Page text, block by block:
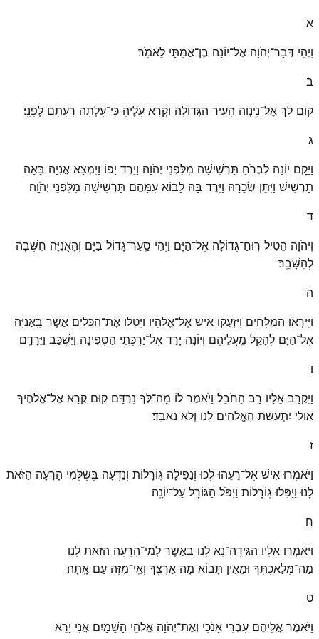
א
וַֽיְהִי דְּבַר־יְהֹוָה אֶל־יוֹנָה בֶן־אֲמִתַּי לֵאמֹֽר׃
ב
קוּם לֵךְ אֶל־נִֽינְוֵה הָעִיר הַגְּדוֹלָה וּקְרָא עָלֶיהָ כִּֽי־עָלְתָה רָעָתָם לְפָנָֽי׃
ג
וַיָּקׇם יוֹנָה לִבְרֹחַ תַּרְשִׁישָׁה מִלִּפְנֵי יְהֹוָה וַיֵּרֶד יָפוֹ וַיִּמְצָא אֳנִיָּה בָּאָה
תַרְשִׁישׁ וַיִּתֵּן שְׂכָרָהּ וַיֵּרֶד בָּהּ לָבוֹא עִמָּהֶם תַּרְשִׁישָׁה מִלִּפְנֵי יְהֹוָֽה׃
ד
וַֽיהֹוָה הֵטִיל רֽוּחַ־גְּדוֹלָה אֶל־הַיָּם וַיְהִי סַֽעַר־גָּדוֹל בַּיָּם וְהָאֳנִיָּה חִשְּׁבָה
לְהִשָּׁבֵֽר׃
ה
וַיִּֽירְאוּ הַמַּלָּחִים וַֽיִּזְעֲקוּ אִישׁ אֶל־אֱלֹהָיו וַיָּטִלוּ אֶת־הַכֵּלִים אֲשֶׁר בָּֽאֳנִיָּה
אֶל־הַיָּם לְהָקֵל מֵֽעֲלֵיהֶם וְיוֹנָה יָרַד אֶל־יַרְכְּתֵי הַסְּפִינָה וַיִּשְׁכַּב וַיֵּרָדַֽם׃
ו
וַיִּקְרַב אֵלָיו רַב הַחֹבֵל וַיֹּאמֶר לוֹ מַה־לְּךָ נִרְדָּם קוּם קְרָא אֶל־אֱלֹהֶיךָ
אוּלַי יִתְעַשֵּׁת הָאֱלֹהִים לָנוּ וְלֹא נֹאבֵֽד׃
ז
וַיֹּאמְרוּ אִישׁ אֶל־רֵעֵהוּ לְכוּ וְנַפִּילָה גֽוֹרָלוֹת וְנֵדְעָה בְּשֶׁלְּמִי הָרָעָה הַזֹּאת
לָנוּ וַיַּפִּלוּ גּֽוֹרָלוֹת וַיִּפֹּל הַגּוֹרָל עַל־יוֹנָֽה׃
ח
וַיֹּאמְרוּ אֵלָיו הַגִּידָה־נָּא לָנוּ בַּאֲשֶׁר לְמִי־הָרָעָה הַזֹּאת לָנוּ
מַה־מְּלַאכְתְּךָ וּמֵאַיִן תָּבוֹא מָה אַרְצֶךָ וְאֵֽי־מִזֶּה עַם אָֽתָּה׃
ט
וַיֹּאמֶר אֲלֵיהֶם עִבְרִי אָנֹכִי וְאֶת־יְהֹוָה אֱלֹהֵי הַשָּׁמַיִם אֲנִי יָרֵא